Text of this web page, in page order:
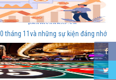
tháng 11và những sự kiện đáng nhớ